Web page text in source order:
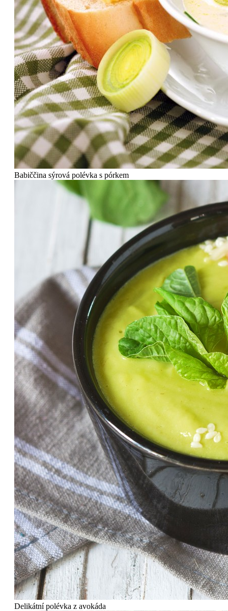
Babiččina sýrová polévka s pórkem
Delikátní polévka z avokáda